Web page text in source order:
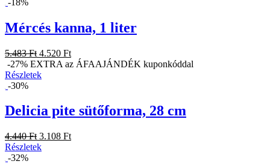
Mércés kanna, 1 liter
5.483 Ft 4.520 Ft
-27% EXTRA az ÁFAAJÁNDÉK kuponkóddal
Részletek
-30%
Delicia pite sütőforma, 28 cm
4.440 Ft 3.108 Ft
Részletek
-32%